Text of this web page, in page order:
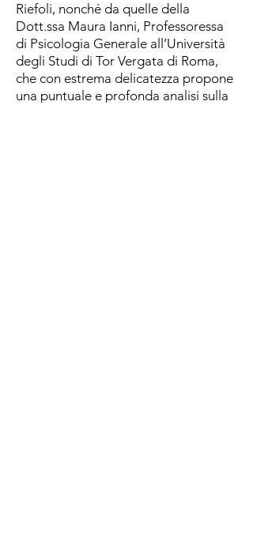
Riefoli, nonché da quelle della
Dott.ssa Maura Ianni, Professoressa
di Psicologia Generale all’Università
degli Studi di Tor Vergata di Roma,
che con estrema delicatezza propone
una puntuale e profonda analisi sulla